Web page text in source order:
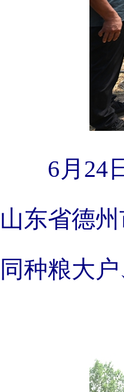
6月24
山东省德
同种粮大